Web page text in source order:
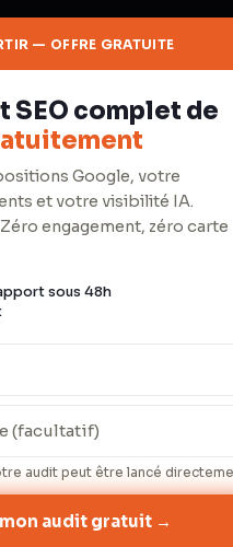
— OFFRE GRATUITE
SEO complet de
Google, votre
et votre visibilité IA.
engagement, zéro carte
sous 48h
audit peut être lancé
audit gratuit →
agents IA,
française passe en
répétitives (INSEE
67 %. Nos 18 clients B2B
d'un quart-temps